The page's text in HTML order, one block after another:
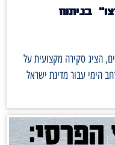
בניתוח
הציג סקירה מקצועית על
הימי עבור מדינת ישראל